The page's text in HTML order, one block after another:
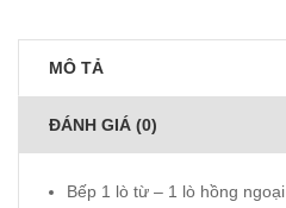
MÔ TẢ
ĐÁNH GIÁ (0)
Bếp 1 lò từ – 1 lò hồng ngoại